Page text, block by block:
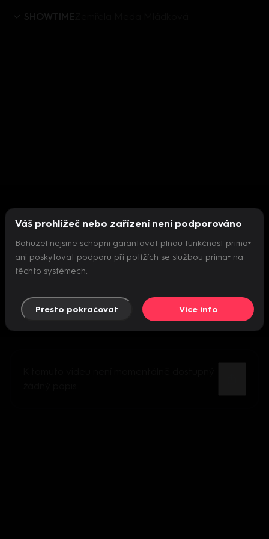
SHOWTIME
Nepodařilo se inicializovat přehrávač
Váš prohlížeč nebo zařízení není podporováno
Bohužel nejsme schopni garantovat plnou funkčnost prima+
ani poskytovat podporu při potížích se službou prima+ na
těchto systémech.
Přesto pokračovat Více info